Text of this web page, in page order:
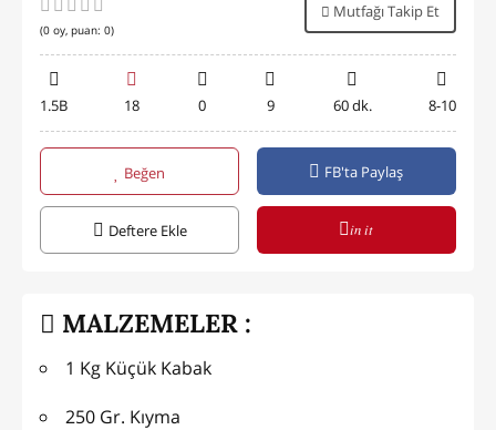
(0 oy, puan: 0)
Mutfağı Takip Et
1.5B 18 0 9 60 dk. 8-10
Beğen FB'ta Paylaş
Deftere Ekle in it
MALZEMELER :
1 Kg Küçük Kabak
250 Gr. Kıyma